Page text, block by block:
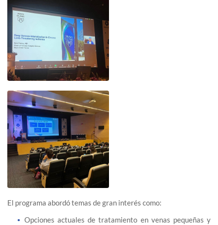
El programa abordó temas de gran interés como:
Opciones actuales de tratamiento en venas pequeñas y